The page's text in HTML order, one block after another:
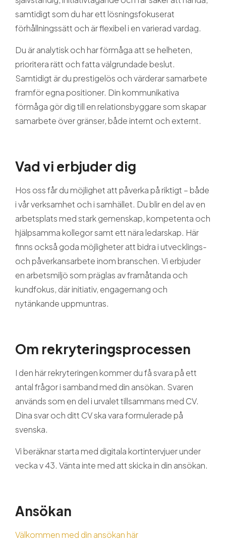
samtidigt som du har ett lösningsfokuserat
förhållningssätt och är flexibel i en varierad vardag.
Du är analytisk och har förmåga att se helheten,
prioritera rätt och fatta välgrundade beslut.
Samtidigt är du prestigelös och värderar samarbete
framför egna positioner. Din kommunikativa
förmåga gör dig till en relationsbyggare som skapar
samarbete över gränser, både internt och externt.
Vad vi erbjuder dig
Hos oss får du möjlighet att påverka på riktigt – både
i vår verksamhet och i samhället. Du blir en del av en
arbetsplats med stark gemenskap, kompetenta och
hjälpsamma kollegor samt ett nära ledarskap. Här
finns också goda möjligheter att bidra i utvecklings-
och påverkansarbete inom branschen. Vi erbjuder
en arbetsmiljö som präglas av framåtanda och
kundfokus, där initiativ, engagemang och
nytänkande uppmuntras.
Om rekryteringsprocessen
I den här rekryteringen kommer du få svara på ett
antal frågor i samband med din ansökan. Svaren
används som en del i urvalet tillsammans med CV.
Dina svar och ditt CV ska vara formulerade på
svenska.
Vi beräknar starta med digitala kortintervjuer under
vecka v 43. Vänta inte med att skicka in din ansökan.
Ansökan
Välkommen med din ansökan här